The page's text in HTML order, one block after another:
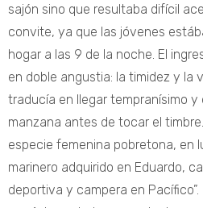
sajón sino que resultaba difícil
convite, ya que las jóvenes
hogar a las 9 de la noche. El
en doble angustia: la timidez y la
traducía en llegar tempranísimo
manzana antes de tocar el
especie femenina pobretona, en
marinero adquirido en Eduardo,
deportiva y campera en